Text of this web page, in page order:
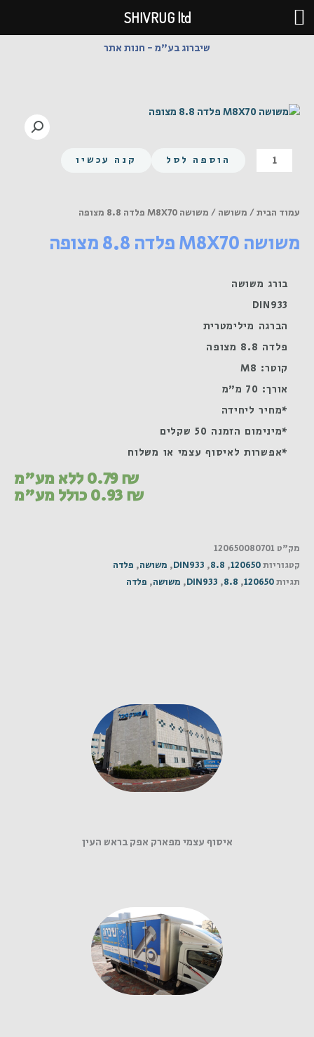
דילוג
לתוכן
שיברוג בע"מ - חנות אתר
כמות
של
8.8
הוספה לסל קנה עכשיו
עמוד הבית/ משושה / משושה M8X70 פלדה 8.8 מצופה
משושה M8X70 פלדה 8.8 מצופה
בורג משושה
DIN933
הברגה מילימטרית
פלדה 8.8 מצופה
קוטר: M8
אורך: 70 מ"מ
*מחיר ליחידה
*מינימום הזמנה 50 שקלים
*אפשרות לאיסוף עצמי או משלוח
0.79₪ ללא מע"מ
0.93₪ כולל מע"מ
מק"ט 120650080701
קטגוריות120650
,
8.8
,
DIN933
, משושה, פלדה
תגיות120650
,
8.8
,
DIN933
, משושה, פלדה
איסוף עצמי מפארק אפק בראש העין
SHIVRUG ltd